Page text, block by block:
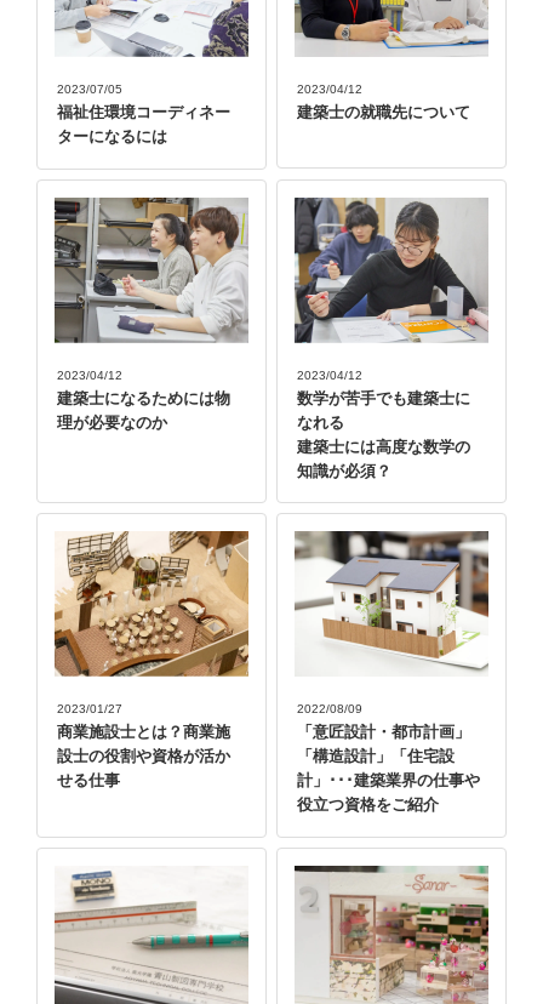
2023/07/05
福祉住環境コーディネー
ターになるには
2023/04/12
建築士の就職先について
2023/04/12
建築士になるためには物
理が必要なのか
2023/04/12
数学が苦手でも建築士に
なれる
建築士には高度な数学の
知識が必須？
2023/01/27
商業施設士とは？商業施
設士の役割や資格が活か
せる仕事
2022/08/09
「意匠設計・都市計画」
「構造設計」「住宅設
計」･･･建築業界の仕事や
役立つ資格をご紹介